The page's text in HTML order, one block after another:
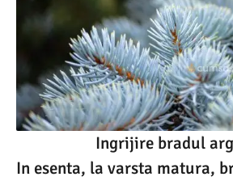
Ingrijire bradul
In esenta, la varsta matura,